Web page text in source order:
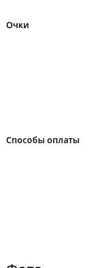
Очки
Способы оплаты